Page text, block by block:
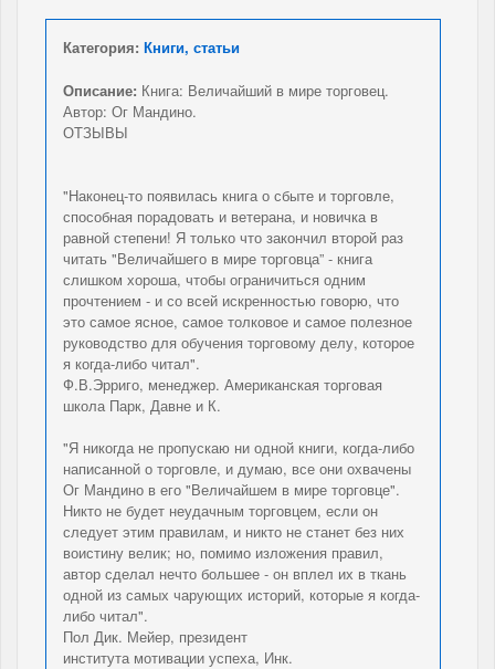
Категория: Книги, статьи
Описание: Книга: Величайший в мире торговец.
Автор: Ог Мандино.
ОТЗЫВЫ
"Наконец-то появилась книга о сбыте и торговле,
способная порадовать и ветерана, и новичка в
равной степени! Я только что закончил второй раз
читать "Величайшего в мире торговца” - книга
слишком хороша, чтобы ограничиться одним
прочтением - и со всей искренностью говорю, что
это самое ясное, самое толковое и самое полезное
руководство для обучения торговому делу, которое
я когда-либо читал".
Ф.В.Эрриго, менеджер. Американская торговая
школа Парк, Давне и К.
"Я никогда не пропускаю ни одной книги, когда-либо
написанной о торговле, и думаю, все они охвачены
Ог Мандино в его "Величайшем в мире торговце".
Никто не будет неудачным торговцем, если он
следует этим правилам, и никто не станет без них
воистину велик; но, помимо изложения правил,
автор сделал нечто большее - он вплел их в ткань
одной из самых чарующих историй, которые я когда-
либо читал".
Пол Дик. Мейер, президент
института мотивации успеха, Инк.